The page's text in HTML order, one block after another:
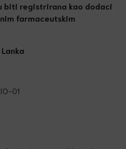
biti registrirana kao dodaci
farmaceutskim
01